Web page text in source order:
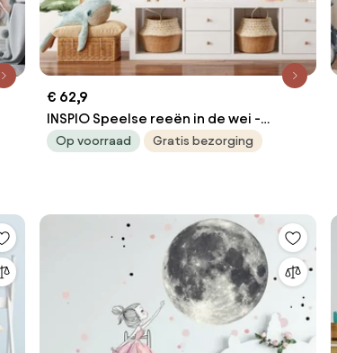
€ 62,9
INSPIO Speelse reeën in de wei -
muurstickers
Op voorraad Gratis bezorging